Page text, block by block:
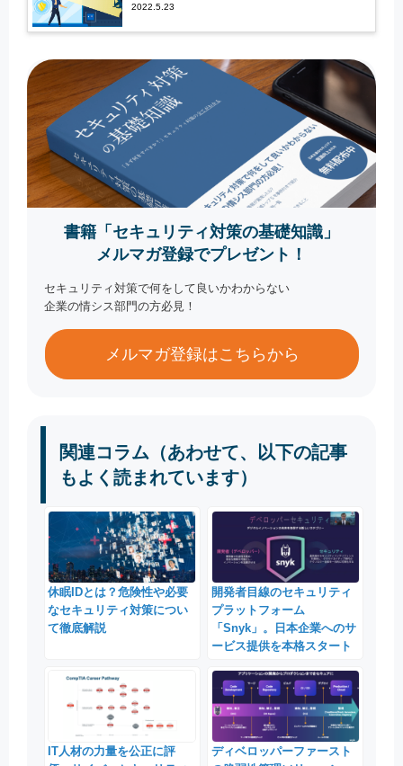
2022.5.23
書籍「セキュリティ対策の基礎知識」
メルマガ登録でプレゼント！
セキュリティ対策で何をして良いかわからない
企業の情シス部門の方必見！
メルマガ登録はこちらから
関連コラム（あわせて、以下の記事
もよく読まれています）
休眠IDとは？危険性や必要
なセキュリティ対策につい
て徹底解説
開発者目線のセキュリティ
プラットフォーム
「Snyk」。日本企業へのサ
ービス提供を本格スタート
IT人材の力量を公正に評
ディベロッパーファースト